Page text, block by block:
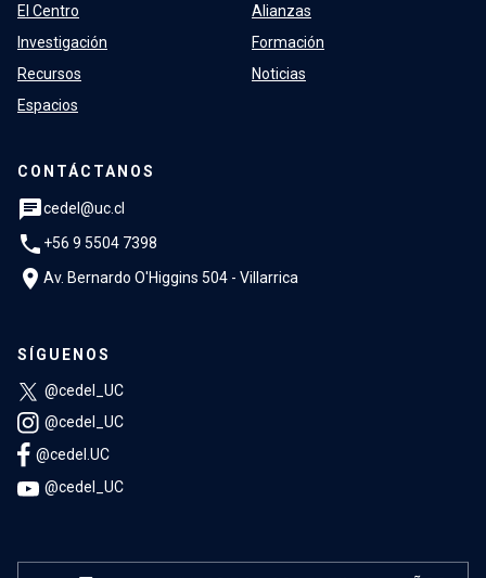
El Centro
Investigación
Recursos
Espacios
Alianzas
Formación
Noticias
CONTÁCTANOS
chatcedel@uc.cl
phone +56 9 5504 7398
location_on Av. Bernardo O'Higgins 504 - Villarrica
SÍGUENOS
@cedel_UC
@cedel_UC
@cedel.UC
@cedel_UC